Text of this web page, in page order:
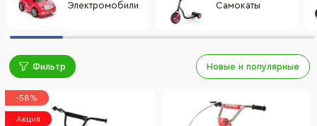
Электромобили Самокаты
Фильтр Новые и популярные
-58%
Акция